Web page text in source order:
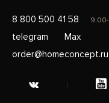
8 800 500 41 58
telegram
Max
order@homeconcept.ru